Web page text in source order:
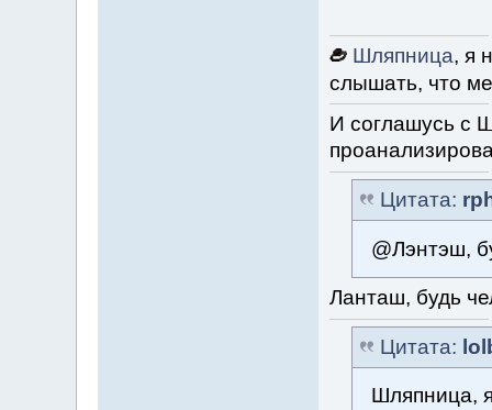
Шляпница, я
слышать, что
И соглашусь с
Цитата:
@Лэнтэш,
Ланташ, будь
Цитата:
Шляпница,